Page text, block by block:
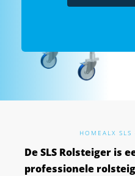
HOME ALX SLS
De SLS Rolsteiger is
professionele